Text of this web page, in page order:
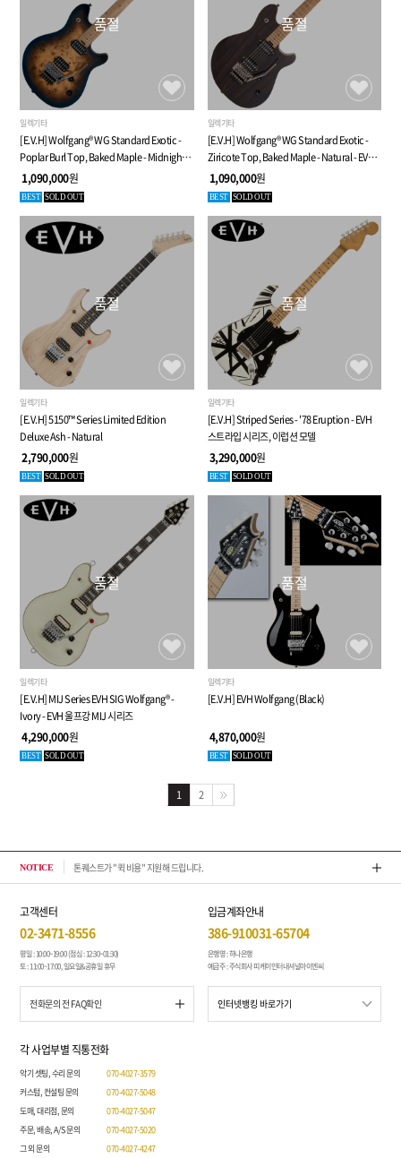
품절
일렉기타
[E.V.H] Wolfgang® WG Standard Exotic -
Poplar Burl Top, Baked Maple - Midnight
Sunset - EVH 울프강 WG 스탠다드 시리즈
1,090,000원
BEST SOLD OUT
품절
일렉기타
[E.V.H] Wolfgang® WG Standard Exotic -
Ziricote Top, Baked Maple - Natural - EVH
울프강 WG 스탠다드 시리즈
1,090,000원
BEST SOLD OUT
품절
일렉기타
[E.V.H] 5150™ Series Limited Edition
Deluxe Ash - Natural
2,790,000원
BEST SOLD OUT
품절
일렉기타
[E.V.H] Striped Series - '78 Eruption - EVH
스트라입 시리즈, 이럽션 모델
3,290,000원
BEST SOLD OUT
품절
일렉기타
[E.V.H] MIJ Series EVH SIG Wolfgang® -
Ivory - EVH 울프강 MIJ 시리즈
4,290,000원
BEST SOLD OUT
품절
일렉기타
[E.V.H] EVH Wolfgang (Black)
4,870,000원
BEST SOLD OUT
1 2
NOTICE 톤퀘스트가 "퀵 비용" 지원해 드립니다. 2026
고객센터
02-3471-8556
평일 : 10:00~19:00 (점심 : 12:30~01:30)
토 : 11:00~17:00, 일요일&공휴일 휴무
전화문의 전 FAQ확인
입금계좌안내
386-910031-65704
은행명 : 하나은행
예금주 : 주식회사 피케이인터내셔널아이엔씨
각 사업부별 직통전화
악기 셋팅, 수리 문의
070-4027-3579
커스텀, 컨설팅 문의
070-4027-5048
도매, 대리점, 문의
070-4027-5047
주문, 배송, A/S 문의
070-4027-5020
그 외 문의
070-4027-4247